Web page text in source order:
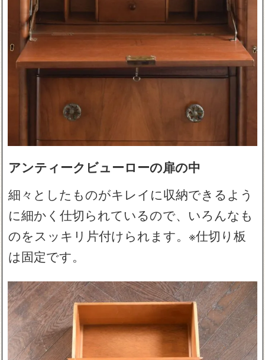
アンティークビューローの扉の中
細々としたものがキレイに収納できるよう
に細かく仕切られているので、いろんなも
のをスッキリ片付けられます。※仕切り板
は固定です。